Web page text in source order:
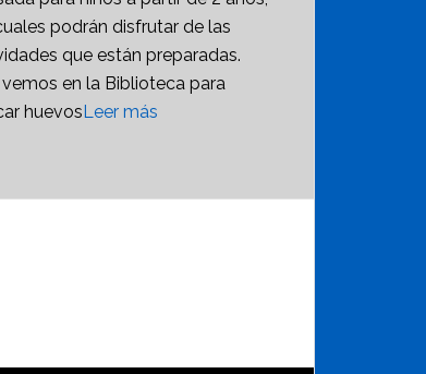
podrán disfrutar de las
que están preparadas.
en la Biblioteca para
huevosLeer más